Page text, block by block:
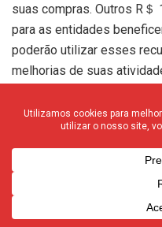
suas compras. Outros R
para as entidades
poderão utilizar esses
melhorias de suas
Pessoa
n
s